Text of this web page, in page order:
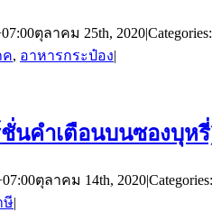
ตุลาคม 25th, 2020|Categories:
ค, อาหารกระป๋อง|
นคำเตือนบนซองบุห
ตุลาคม 14th, 2020|Categories:
ษี|